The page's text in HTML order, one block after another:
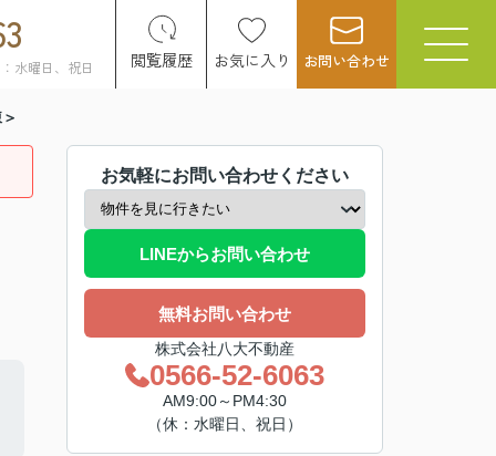
水曜日、祝日 閲覧履歴 お気に入り お問い合わせ
お気軽にお問い合わせください
LINEからお問い合わせ
無料お問い合わせ
株式会社八大不動産
0566-52-6063
AM9:00～PM4:30
（休：水曜日、祝日）